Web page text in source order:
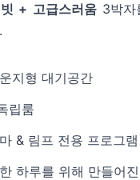
+ 고급스러움3박자
지형 대기공간
립룸
& 림프 전용 프로그램
하루를 위해 만들어